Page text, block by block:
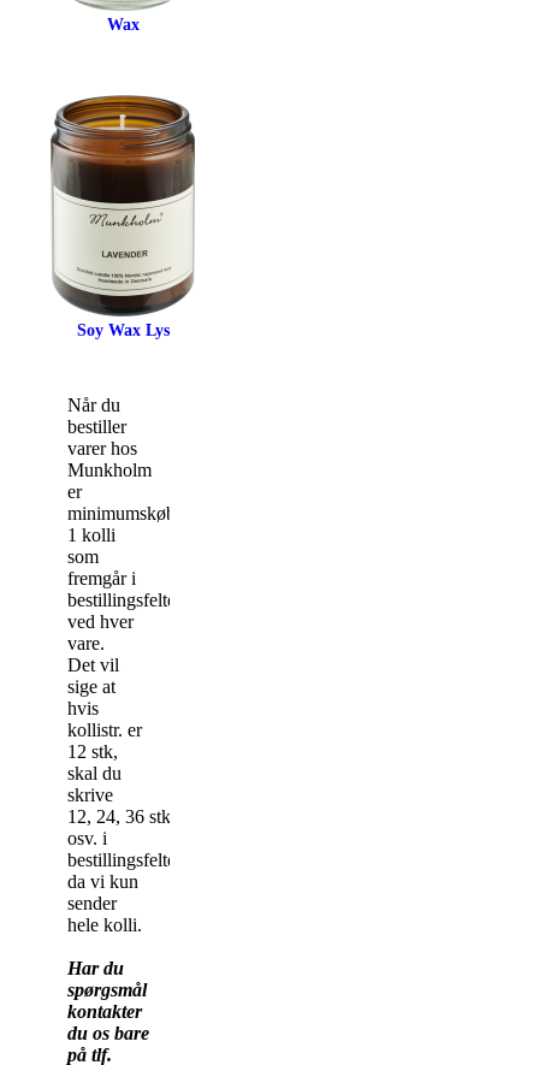
Wax
Soy Wax Lys
Når du
bestiller
varer hos
Munkholm
er
minimumskøbet
1 kolli
som
fremgår i
bestillingsfeltet
ved hver
vare.
Det vil
sige at
hvis
kollistr. er
12 stk,
skal du
skrive
12, 24, 36 stk
osv. i
bestillingsfeltet,
da vi kun
sender
hele kolli.
Har du
spørgsmål
kontakter
du os bare
på tlf.